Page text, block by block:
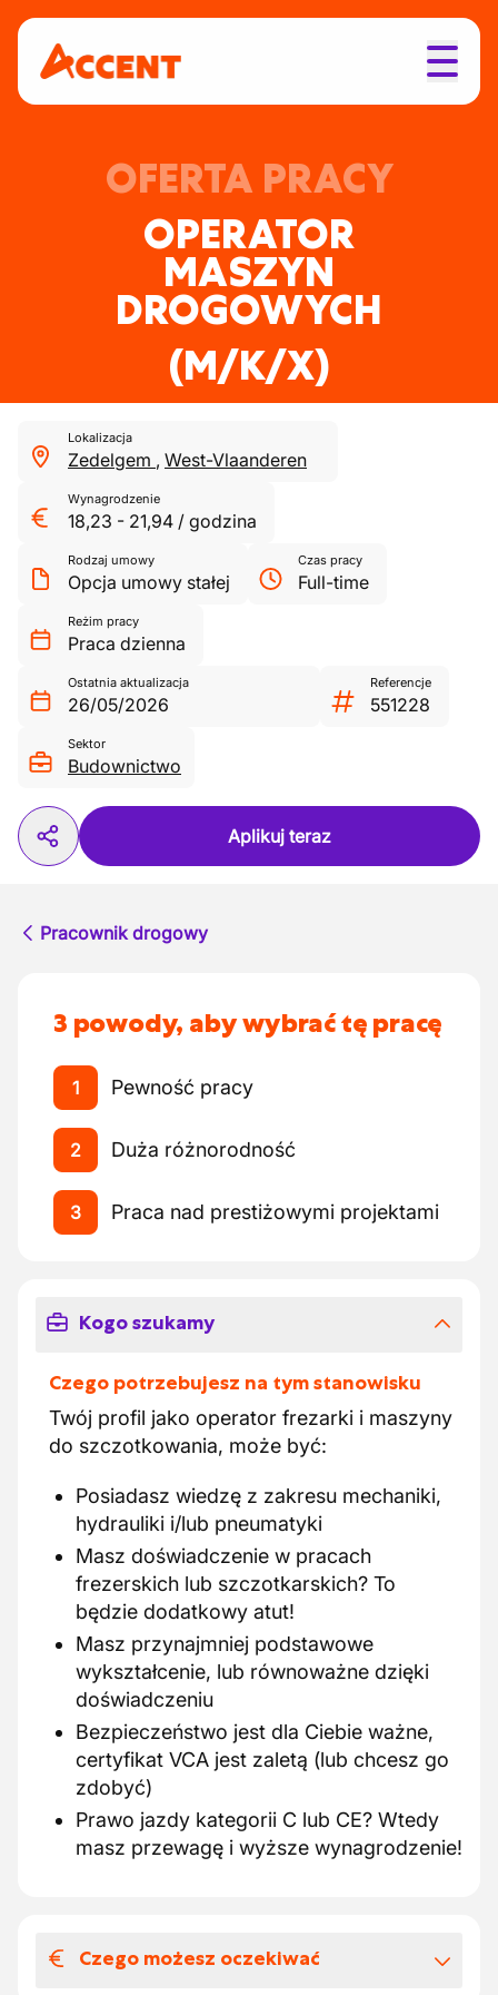
OFERTA PRACY
OPERATOR
MASZYN
DROGOWYCH
(M/K/X)
Lokalizacja
Zedelgem , West-Vlaanderen
Wynagrodzenie
18,23 - 21,94 / godzina
Rodzaj umowy
Opcja umowy stałej
Czas pracy
Full-time
Reżim pracy
Praca dzienna
Ostatnia aktualizacja
26/05/2026
Referencje
551228
Sektor
Budownictwo
Aplikuj teraz
Pracownik drogowy
3 powody, aby wybrać tę pracę
1 Pewność pracy
2 Duża różnorodność
3 Praca nad prestiżowymi projektami
Kogo szukamy
Czego potrzebujesz na tym stanowisku
Twój profil jako operator frezarki i maszyny
do szczotkowania, może być:
Posiadasz wiedzę z zakresu mechaniki,
hydrauliki i/lub pneumatyki
Masz doświadczenie w pracach
frezerskich lub szczotkarskich? To
będzie dodatkowy atut!
Masz przynajmniej podstawowe
wykształcenie, lub równoważne dzięki
doświadczeniu
Bezpieczeństwo jest dla Ciebie ważne,
certyfikat VCA jest zaletą (lub chcesz go
zdobyć)
Prawo jazdy kategorii C lub CE? Wtedy
masz przewagę i wyższe wynagrodzenie!
Czego możesz oczekiwać